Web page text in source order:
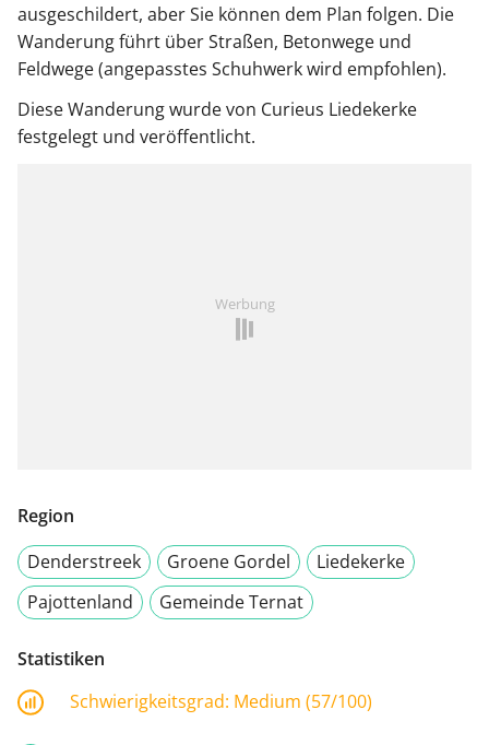
ausgeschildert, aber Sie können dem Plan folgen. Die
Wanderung führt über Straßen, Betonwege und
Feldwege (angepasstes Schuhwerk wird empfohlen).
Diese Wanderung wurde von Curieus Liedekerke
festgelegt und veröffentlicht.
Werbung
Region
Denderstreek
Groene Gordel
Liedekerke
Pajottenland
Gemeinde Ternat
Statistiken
Schwierigkeitsgrad: Medium (57/100)